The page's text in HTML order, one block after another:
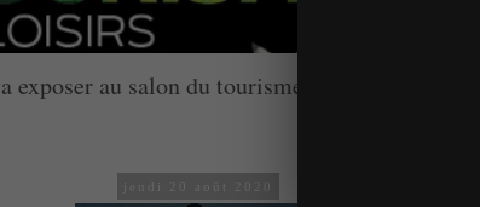
exposer au salon du tourisme de Vannes !!!
jeudi 20 août 2020